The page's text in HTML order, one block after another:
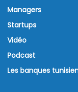
Managers
Startups
Vidéo
Podcast
Les banques